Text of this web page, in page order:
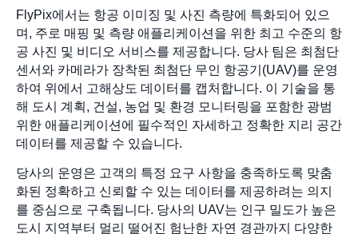
FlyPix에서는 항공 이미징 및 사진 측량에 특화되어 있으
며, 주로 매핑 및 측량 애플리케이션을 위한 최고 수준의 항
공 사진 및 비디오 서비스를 제공합니다. 당사 팀은 최첨단
센서와 카메라가 장착된 최첨단 무인 항공기(UAV)를 운영
하여 위에서 고해상도 데이터를 캡처합니다. 이 기술을 통
해 도시 계획, 건설, 농업 및 환경 모니터링을 포함한 광범
위한 애플리케이션에 필수적인 자세하고 정확한 지리 공간
데이터를 제공할 수 있습니다.
당사의 운영은 고객의 특정 요구 사항을 충족하도록 맞춤
화된 정확하고 신뢰할 수 있는 데이터를 제공하려는 의지
를 중심으로 구축됩니다. 당사의 UAV는 인구 밀도가 높은
도시 지역부터 멀리 떨어진 험난한 자연 경관까지 다양한